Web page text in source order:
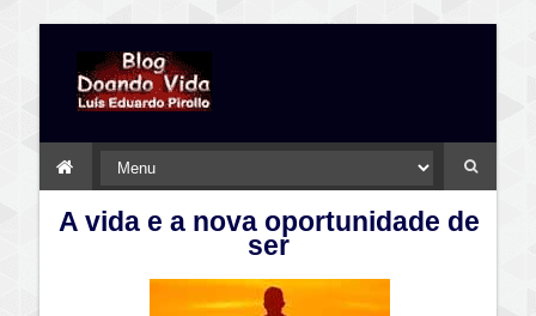
A vida e a nova oportunidade de
ser